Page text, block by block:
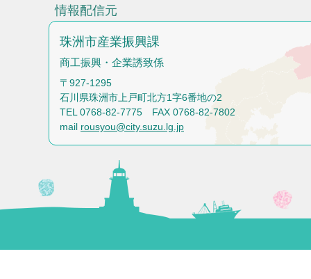
情報配信元
珠洲市産業振興課
商工振興・企業誘致係
〒927-1295
石川県珠洲市上戸町北方1字6番地の2
TEL 0768-82-7775 FAX 0768-82-7802
mail rousyou@city.suzu.lg.jp